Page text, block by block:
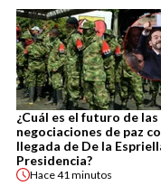
¿Cuál es el futuro de las
negociaciones de paz
llegada de De la
Presidencia?
Hace41 minutos